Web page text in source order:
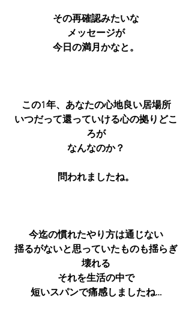
その再確認みたいな
メッセージが
今日の満月かなと。
この1年、あなたの心地良い居場所
いつだって還っていける心の拠りどこ
ろが
なんなのか？
問われましたね。
今迄の慣れたやり方は通じない
揺るがないと思っていたものも揺らぎ
壊れる
それを生活の中で
短いスパンで痛感しましたね…